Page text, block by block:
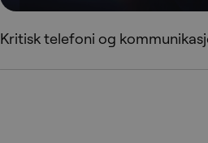
Kritisk telefoni og